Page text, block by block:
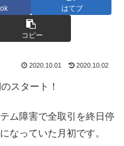
はてブ
コピー
2020.10.01 2020.10.02
スタート！
ム障害で全取引を終日停
なっていた月初です。